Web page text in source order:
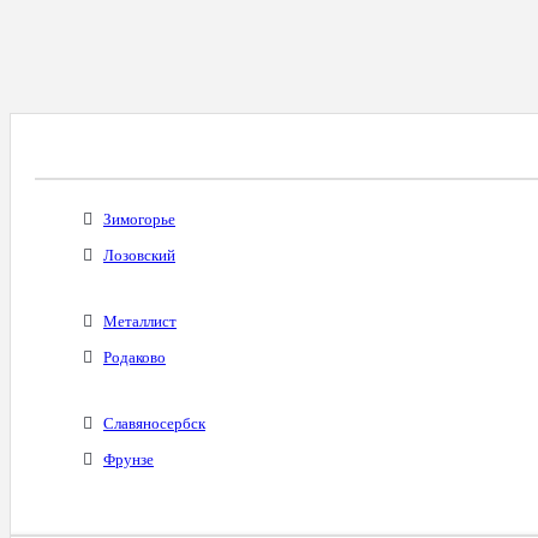
Зимогорье
Лозовский
Металлист
Родаково
Славяносербск
Фрунзе